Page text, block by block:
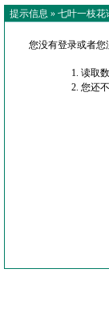
提示信息 » 七叶一枝花
您没有登录或者
读取
您还